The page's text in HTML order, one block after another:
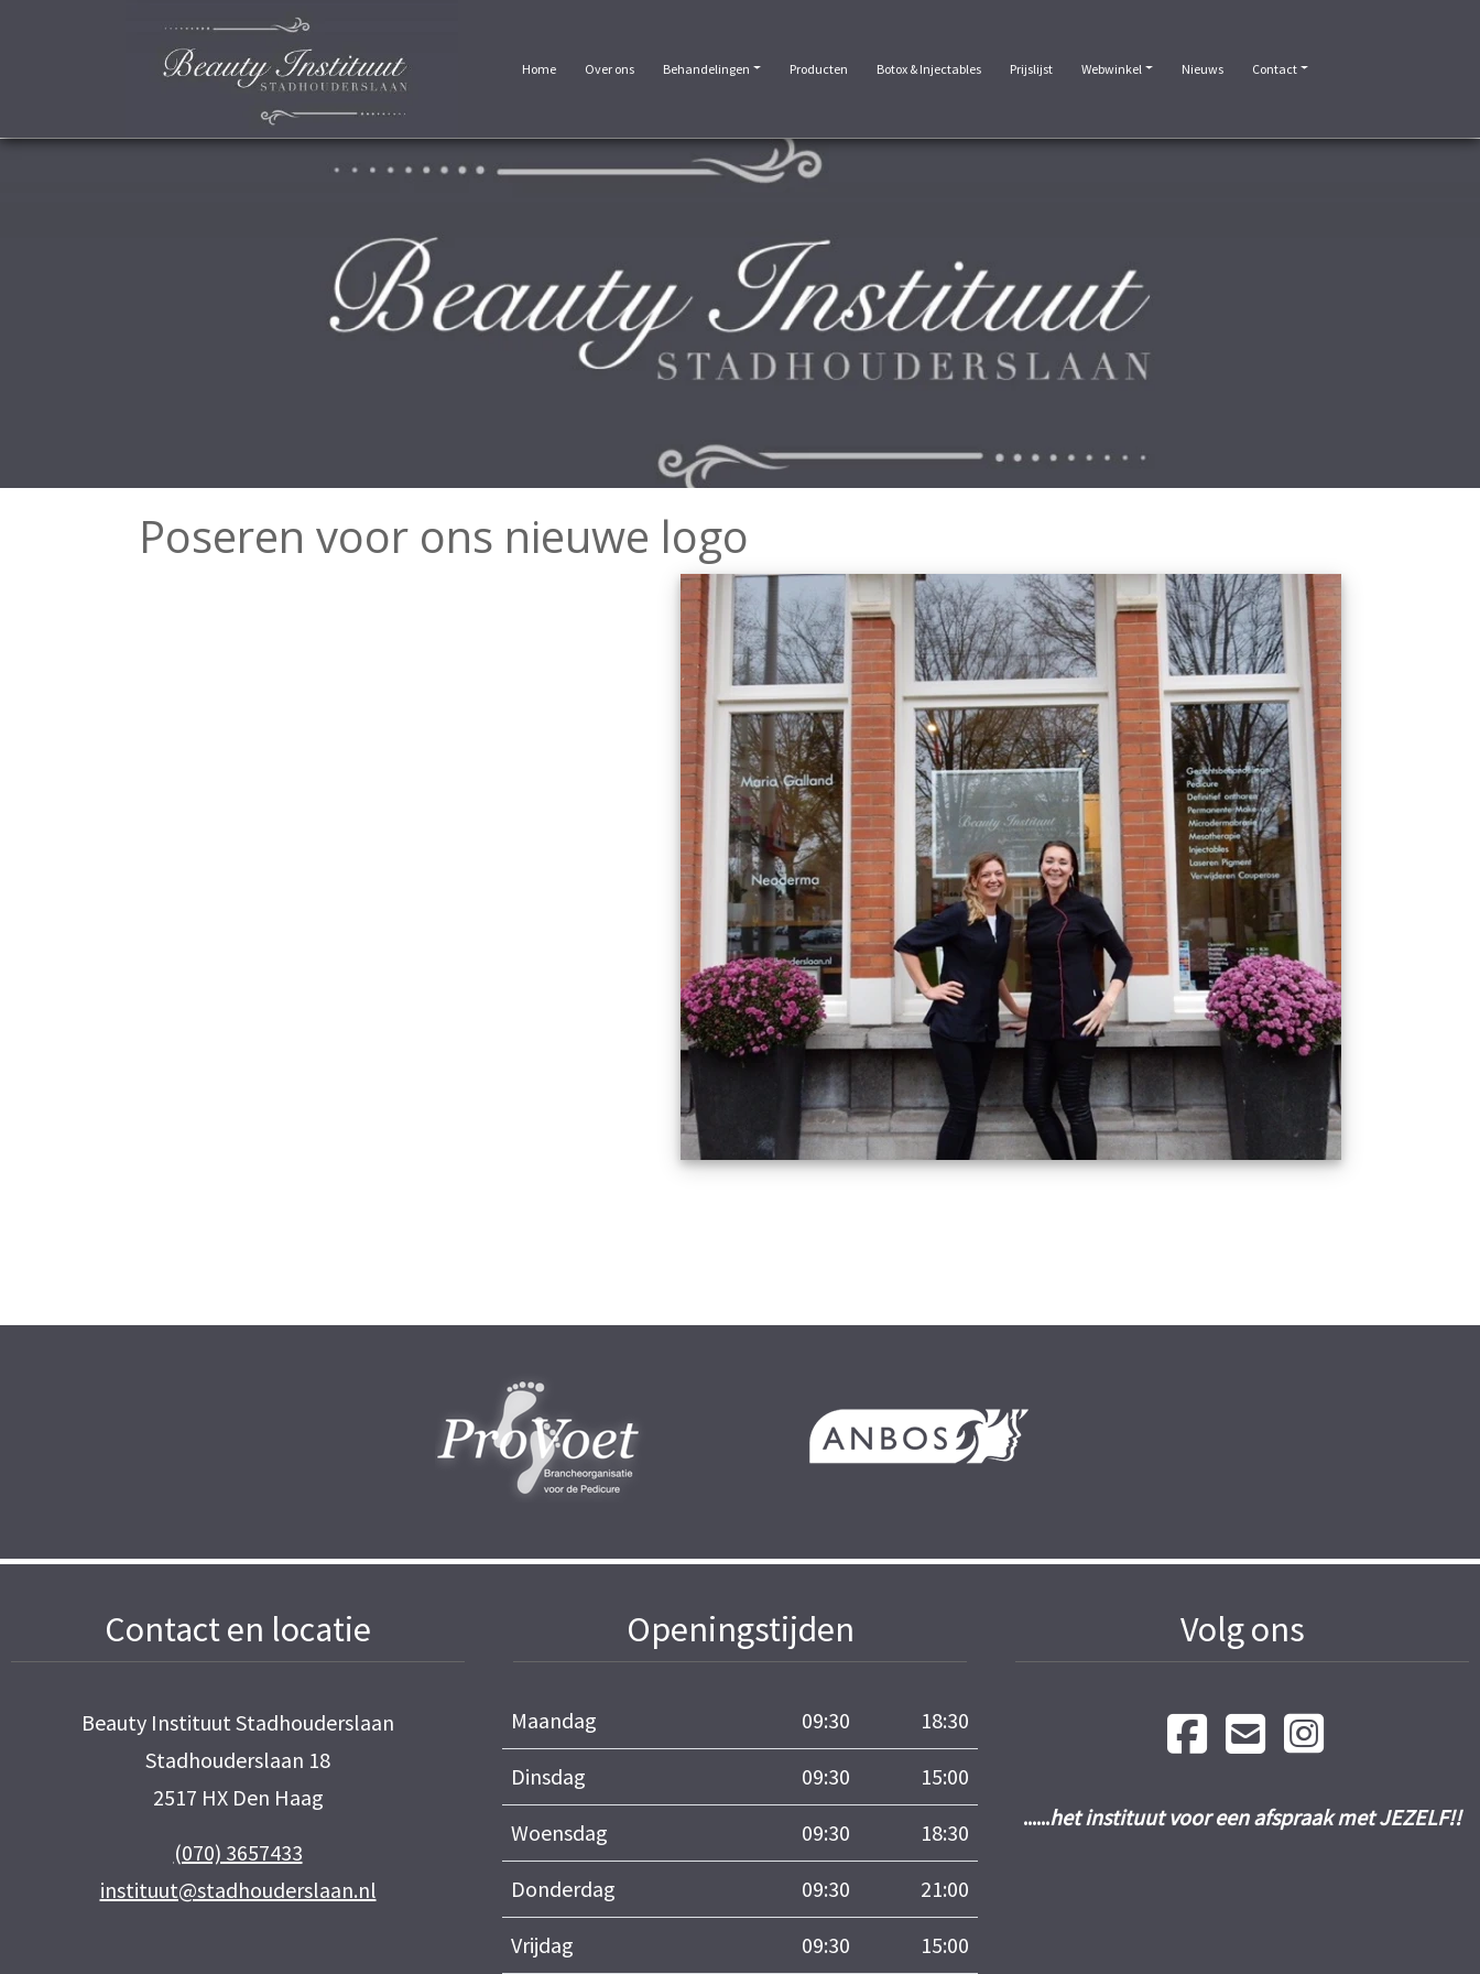
Home Over ons Behandelingen Producten Botox & Injectables Prijslijst Webwinkel Nieuws Contact
Poseren voor ons nieuwe logo
Contact en locatie
Beauty Instituut Stadhouderslaan
Stadhouderslaan 18
2517 HX Den Haag
(070) 3657433
instituut@stadhouderslaan.nl
Openingstijden
Maandag 09:30 18:30
Dinsdag 09:30 15:00
Woensdag 09:30 18:30
Donderdag 09:30 21:00
Vrijdag 09:30 15:00
Volg ons
......het instituut voor een afspraak met JEZELF!!